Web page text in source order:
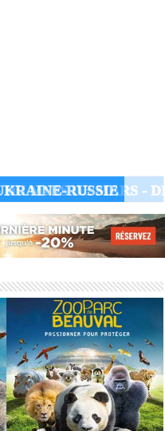
RUSSIE